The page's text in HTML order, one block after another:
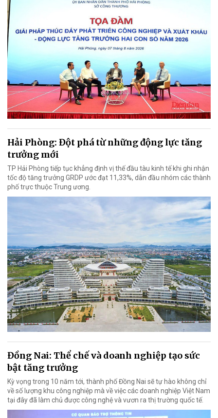
Hải Phòng: Đột phá từ những động lực tăng
trưởng mới
TP Hải Phòng tiếp tục khẳng định vị thế đầu tàu kinh tế khi ghi nhận
tốc độ tăng trưởng GRDP ước đạt 11,33%, dẫn đầu nhóm các thành
phố trực thuộc Trung ương.
Đồng Nai: Thể chế và doanh nghiệp tạo sức
bật tăng trưởng
Kỳ vọng trong 10 năm tới, thành phố Đồng Nai sẽ tự hào không chỉ
về số lượng khu công nghiệp mà về việc các doanh nghiệp Việt Nam
tại đây đã làm chủ được công nghệ và vươn ra thị trường quốc tế.